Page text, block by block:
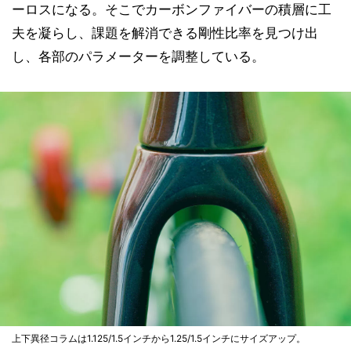
ーロスになる。そこでカーボンファイバーの積層に工
夫を凝らし、課題を解消できる剛性比率を見つけ出
し、各部のパラメーターを調整している。
上下異径コラムは1.125/1.5インチから1.25/1.5インチにサイズアップ。